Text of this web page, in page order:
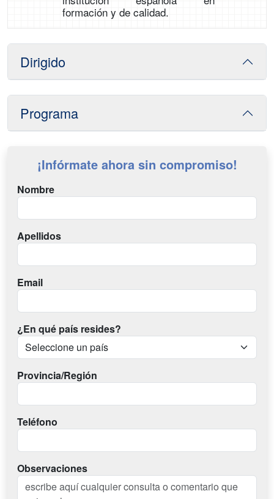
formación y de calidad.
Dirigido
Programa
¡Infórmate ahora sin compromiso!
Nombre
Apellidos
Email
¿En qué país resides?
Provincia/Región
Teléfono
Observaciones